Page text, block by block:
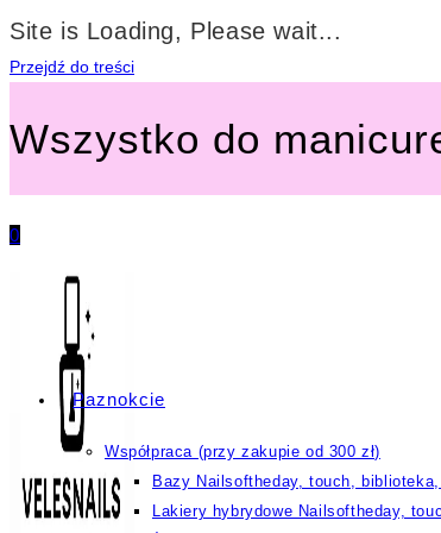
Site is Loading, Please wait...
Przejdź do treści
Wszystko do
0
Paznokcie
Współpraca (przy zakupie od 300 zł)
Bazy Nailsoftheday, touch,
Lakiery hybrydowe Nailsoftheday,